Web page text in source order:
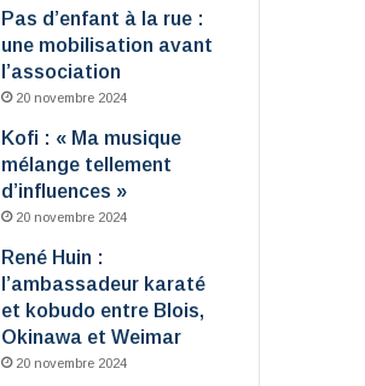
Pas d’enfant à la rue :
une mobilisation avant
l’association
20 novembre 2024
Kofi : « Ma musique
mélange tellement
d’influences »
20 novembre 2024
René Huin :
l’ambassadeur karaté
et kobudo entre Blois,
Okinawa et Weimar
20 novembre 2024